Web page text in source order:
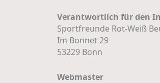
Verantwortlich für den
Sportfreunde Rot-Weiß
Im Bonnet 29
53229 Bonn
Webmaster